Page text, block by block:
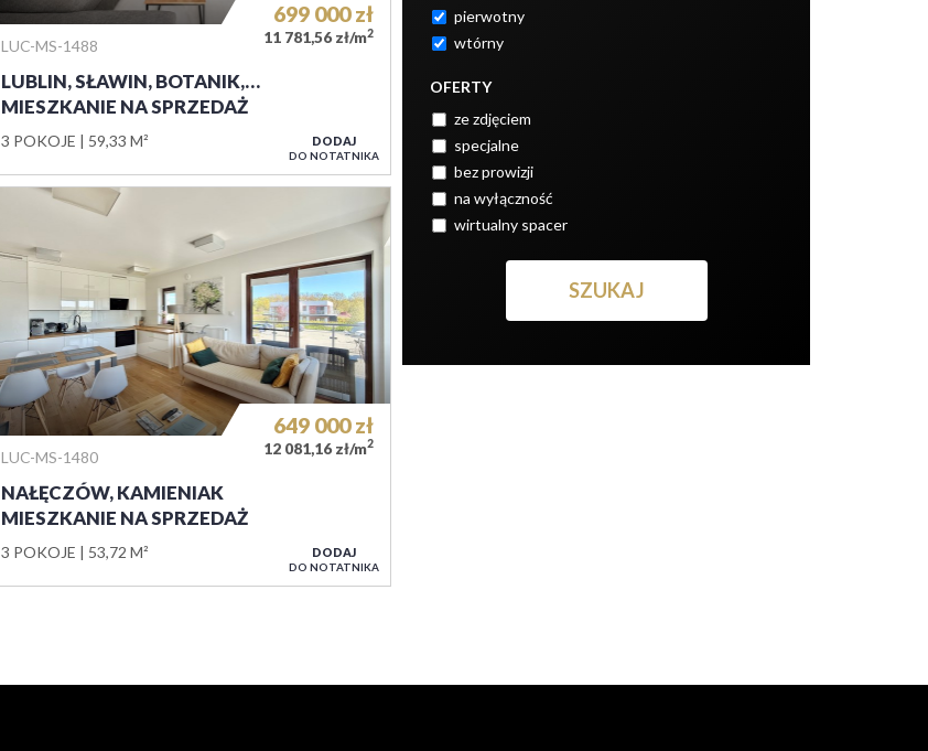
pierwotny
wtórny
OFERTY
ze zdjęciem
specjalne
bez prowizji
na wyłączność
wirtualny spacer
LUC-MS-1488
LUBLIN, SŁAWIN, BOTANIK,…
MIESZKANIE NA SPRZEDAŻ
3 POKOJE 59,33 M²
699 000zł
11 781,56 zł/m2
DODAJ
DO NOTATNIKA
LUC-MS-1480
NAŁĘCZÓW, KAMIENIAK
MIESZKANIE NA SPRZEDAŻ
3 POKOJE 53,72 M²
649 000zł
12 081,16 zł/m2
DODAJ
DO NOTATNIKA